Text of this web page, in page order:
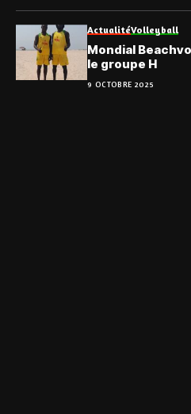
ActualitéVolleyball
Mondial
le groupe H
9 OCTOBRE 2025